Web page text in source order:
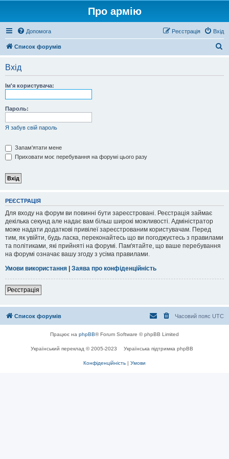
Про армію
Допомога Вхід
Реєстрація
Список форумів
Вхід
Ім'я користувача:
Пароль:
Я забув свій пароль
Запам'ятати мене
Приховати моє перебування на форумі цього разу
РЕЄСТРАЦІЯ
Для входу на форум ви повинні бути зареєстровані. Реєстрація займає
декілька секунд але надає вам більш широкі можливості. Адміністратор
може надати додаткові привілеї зареєстрованим користувачам. Перед
тим, як увійти, будь ласка, переконайтесь що ви погоджуєтесь з правилами
та політиками, які прийняті на форумі. Пам'ятайте, що ваше перебування
на форумі означає вашу згоду з усіма правилами.
Умови використання | Заява про конфіденційність
Реєстрація
Список форумів Часовий пояс UTC
Працює на phpBB® Forum Software © phpBB Limited
Український переклад © 2005-2023 Українська підтримка phpBB
Конфіденційність | Умови